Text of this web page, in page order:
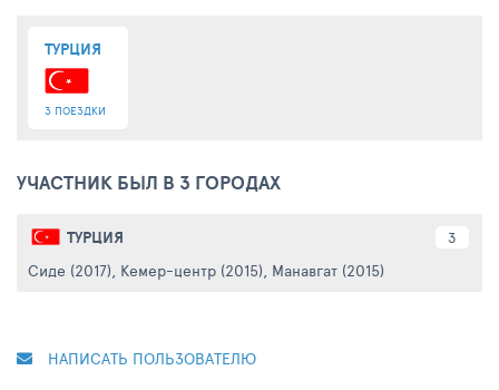
ТУРЦИЯ
3 ПОЕЗДКИ
УЧАСТНИК БЫЛ В 3 ГОРОДАХ
ТУРЦИЯ 3
Сиде (2017), Кемер-центр (2015), Манавгат (2015)
НАПИСАТЬ ПОЛЬЗОВАТЕЛЮ